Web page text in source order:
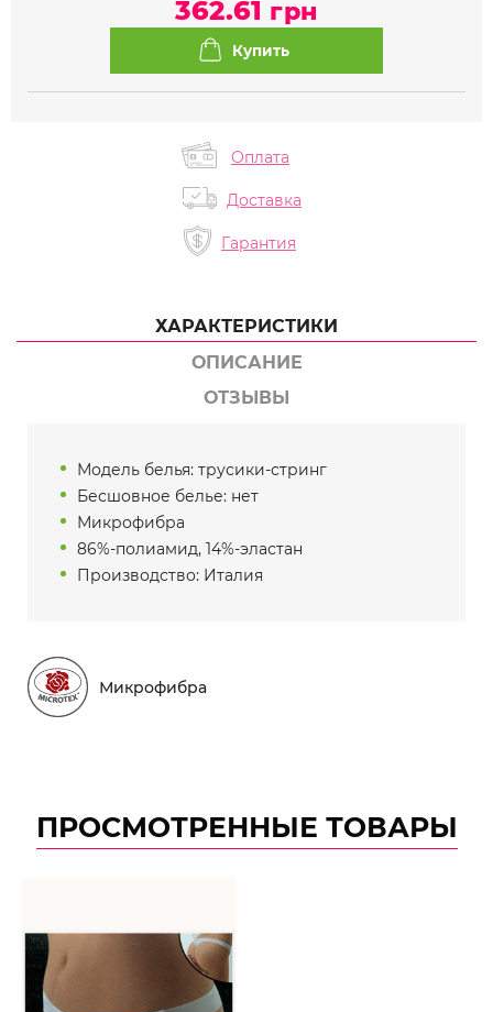
362.61 грн
Оплата
Доставка
Гарантия
ХАРАКТЕРИСТИКИ
ОПИСАНИЕ
ОТЗЫВЫ
Модель белья: трусики-стринг
Бесшовное белье: нет
Микрофибра
86%-полиамид, 14%-эластан
Производство: Италия
Микрофибра
ПРОСМОТРЕННЫЕ ТОВАРЫ